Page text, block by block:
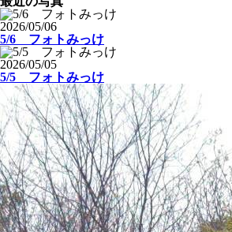
2026/05/06
5/6 フォトみっけ
2026/05/05
5/5 フォトみっけ